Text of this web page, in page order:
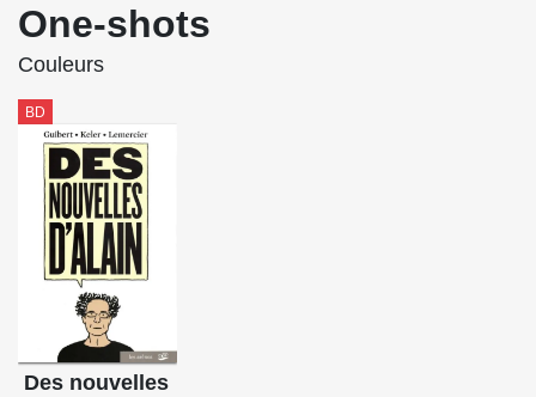
One-shots
Couleurs
BD
Des nouvelles